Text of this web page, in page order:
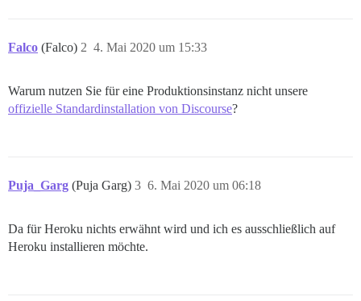
Falco (Falco) 4. Mai 2020 um 15:33
2
Warum nutzen Sie für eine Produktionsinstanz nicht unsere
offizielle Standardinstallation von Discourse?
Puja_Garg (Puja Garg) 6. Mai 2020 um 06:18
3
Da für Heroku nichts erwähnt wird und ich es ausschließlich auf
Heroku installieren möchte.